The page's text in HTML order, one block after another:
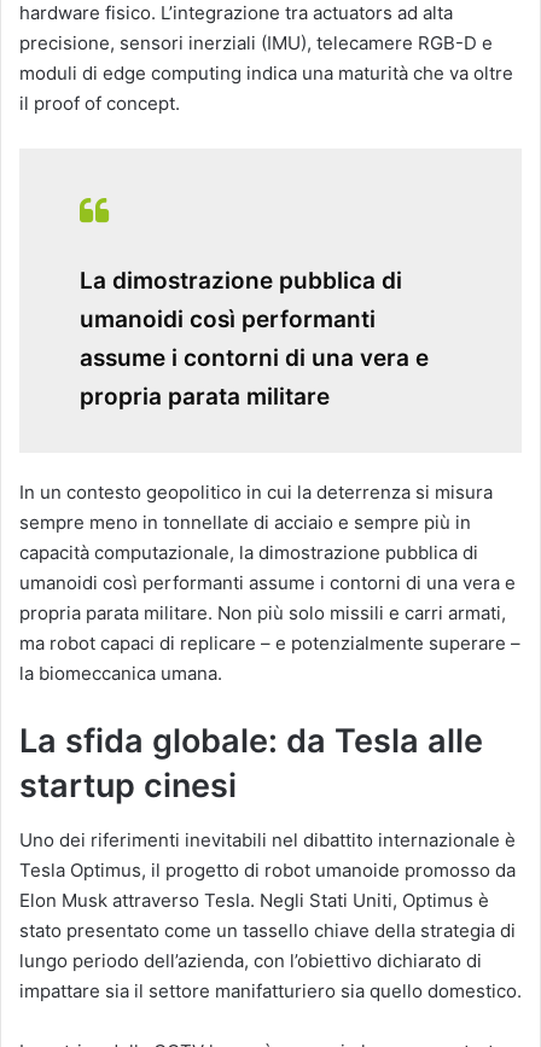
hardware fisico. L’integrazione tra actuators ad alta
precisione, sensori inerziali (IMU), telecamere RGB-D e
moduli di edge computing indica una maturità che va oltre
il proof of concept.
La dimostrazione pubblica di
umanoidi così performanti
assume i contorni di una vera e
propria parata militare
In un contesto geopolitico in cui la deterrenza si misura
sempre meno in tonnellate di acciaio e sempre più in
capacità computazionale, la dimostrazione pubblica di
umanoidi così performanti assume i contorni di una vera e
propria parata militare. Non più solo missili e carri armati,
ma robot capaci di replicare – e potenzialmente superare –
la biomeccanica umana.
La sfida globale: da Tesla alle
startup cinesi
Uno dei riferimenti inevitabili nel dibattito internazionale è
Tesla Optimus, il progetto di robot umanoide promosso da
Elon Musk attraverso Tesla. Negli Stati Uniti, Optimus è
stato presentato come un tassello chiave della strategia di
lungo periodo dell’azienda, con l’obiettivo dichiarato di
impattare sia il settore manifatturiero sia quello domestico.